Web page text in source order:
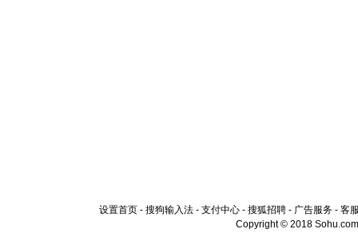
设置首页 - 搜狗输入法 - 支付中心 - 搜狐招聘 - 广告服务 - 客
Copyright © 2018